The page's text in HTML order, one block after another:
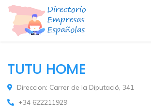
TUTU HOME
Direccion: Carrer de la Diputació, 341
+34 622211929